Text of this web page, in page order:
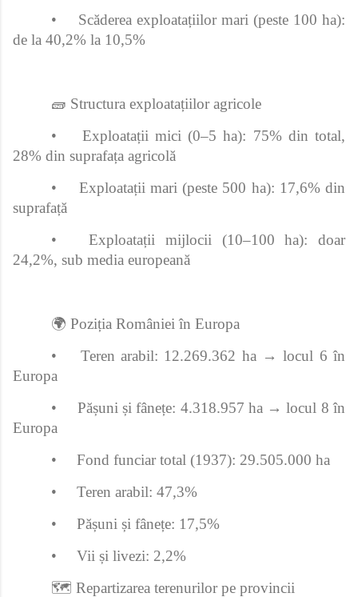
•
Scăderea exploatațiilor mari (peste 100 ha):
de la 40,2% la 10,5%
🧱 Structura exploatațiilor agricole
•
Exploatații mici (0–5 ha): 75% din total,
28% din suprafața agricolă
•
Exploatații mari (peste 500 ha): 17,6% din
suprafață
•
Exploatații mijlocii (10–100 ha): doar
24,2%, sub media europeană
🌍 Poziția României în Europa
•
Teren arabil: 12.269.362 ha → locul 6 în
Europa
•
Pășuni și fânețe: 4.318.957 ha → locul 8 în
Europa
•
Fond funciar total (1937): 29.505.000 ha
•
Teren arabil: 47,3%
•
Pășuni și fânețe: 17,5%
•
Vii și livezi: 2,2%
🗺️ Repartizarea terenurilor pe provincii